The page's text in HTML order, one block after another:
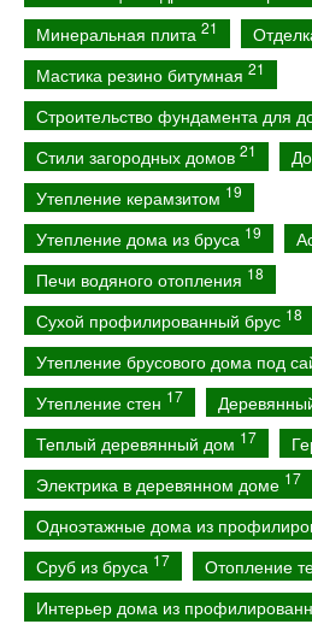
Минеральная плита 21
Мастика резино битумная 21
Строительство фундамента для
Стили загородных домов 21
Утепление керамзитом 19
Утепление дома из бруса 19
Печи водяного отопления 18
Сухой профилированный брус 18
Утепление брусового дома под
Утепление стен 17
Теплый деревянный дом 17
Электрика в деревянном доме 17
Одноэтажные дома из
Сруб из бруса 17 Отопление
Интерьер дома из